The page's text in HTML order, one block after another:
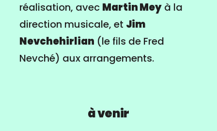
réalisation, avec Martin Mey à la
direction musicale, et Jim
Nevchehirlian (le fils de Fred
Nevché) aux arrangements.
à venir